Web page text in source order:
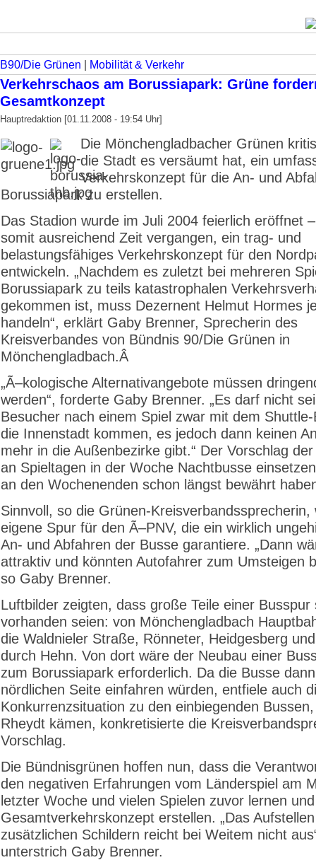
B90/Die Grünen Mobilität & Verkehr
Verkehrschaos am Borussiapark: Grüne
Gesamtkonzept
Hauptredaktion [01.11.2008 - 19:54 Uhr]
Die Mönchengladbacher Grünen
die Stadt es versäumt hat, ein
Verkehrskonzept für die An- und
Borussiapark zu erstellen.
Das Stadion wurde im Juli 2004 feierlich eröffnet
somit ausreichend Zeit vergangen, ein trag- und
belastungsfähiges Verkehrskonzept für den
entwickeln. „Nachdem es zuletzt bei mehreren
Borussiapark zu teils katastrophalen
gekommen ist, muss Dezernent Helmut Hormes
handeln“, erklärt Gaby Brenner, Sprecherin des
Kreisverbandes von Bündnis 90/Die Grünen in
Mönchengladbach.Â
„Ã–kologische Alternativangebote müssen
werden“, forderte Gaby Brenner. „Es darf nicht
Besucher nach einem Spiel zwar mit dem
die Innenstadt kommen, es jedoch dann keinen
mehr in die Außenbezirke gibt.“ Der Vorschlag
an Spieltagen in der Woche Nachtbusse
an den Wochenenden schon längst bewährt
Sinnvoll, so die Grünen-Kreisverbandssprecherin,
eigene Spur für den Ã–PNV, die ein wirklich
An- und Abfahren der Busse garantiere. „Dann
attraktiv und könnten Autofahrer zum Umsteigen
so Gaby Brenner.
Luftbilder zeigten, dass große Teile einer Busspur
vorhanden seien: von Mönchengladbach
die Waldnieler Straße, Rönneter, Heidgesberg
durch Hehn. Von dort wäre der Neubau einer
zum Borussiapark erforderlich. Da die Busse
nördlichen Seite einfahren würden, entfiele auch
Konkurrenzsituation zu den einbiegenden
Rheydt kämen, konkretisierte die
Vorschlag.
Die Bündnisgrünen hoffen nun, dass die
den negativen Erfahrungen vom Länderspiel am
letzter Woche und vielen Spielen zuvor lernen
Gesamtverkehrskonzept erstellen. „Das
zusätzlichen Schildern reicht bei Weitem nicht
unterstrich Gaby Brenner.